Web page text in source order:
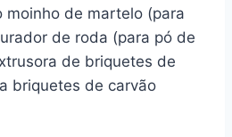
moinho de martelo (para
de roda (para pó de
de briquetes de
briquetes de carvão